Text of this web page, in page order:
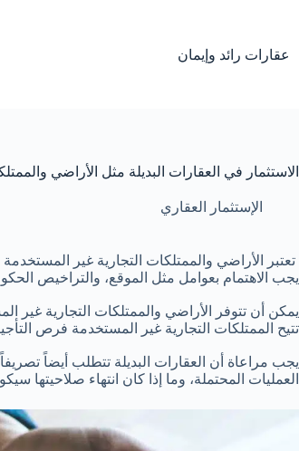
عقارات رائد وإيمان
الاستثمار في العقارات البديلة مثل الأراضي
الإستثمار العقاري
تعتبر الأراضي والممتلكات التجارية غير
يجب الاهتمام بعوامل مثل الموقع، والتراخيص
يمكن أن تتوفر الأراضي والممتلكات التجارية
تتيح الممتلكات التجارية غير المستخدمة فرص
يجب مراعاة أن العقارات البديلة تتطلب أيضاً
العمليات المحتملة، وما إذا كان انتهاء صلاحيتها